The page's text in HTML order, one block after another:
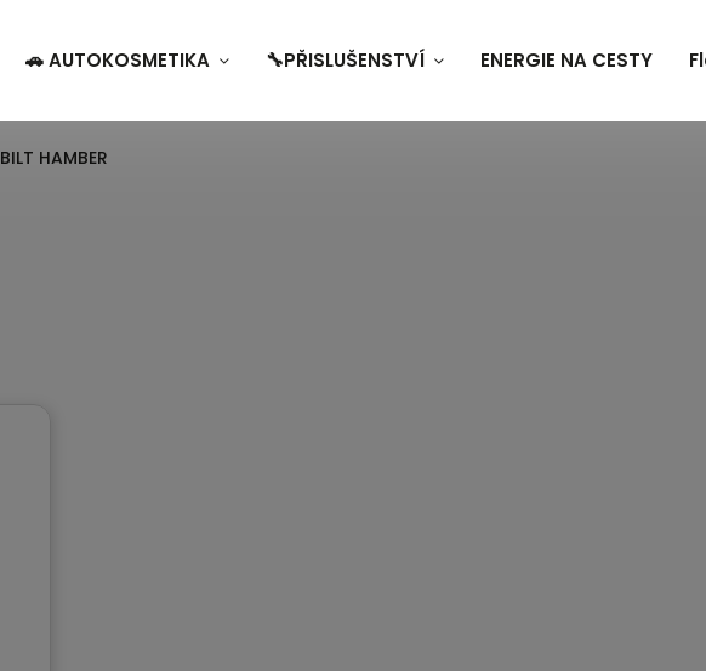
🚗 AUTOKOSMETIKA 🔧PŘISLUŠENSTVÍ ENERGIE NA CESTY
BILT HAMBER